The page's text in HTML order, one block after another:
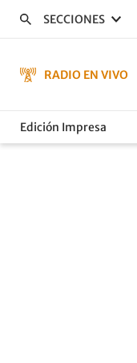
SECCIONES
RADIO EN VIVO
Edición Impresa